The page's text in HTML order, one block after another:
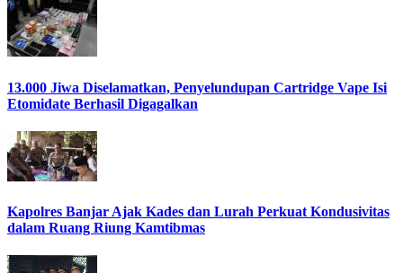
13.000 Jiwa Diselamatkan, Penyelundupan Cartridge Vape Isi
Etomidate Berhasil Digagalkan
Kapolres Banjar Ajak Kades dan Lurah Perkuat Kondusivitas
dalam Ruang Riung Kamtibmas